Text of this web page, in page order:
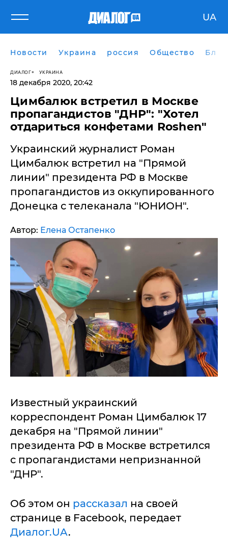
UA
Новости Украина россия Общество
ДИАЛОГ УКРАИНА
18 декабря 2020, 20:42
Цимбалюк встретил в Москве
пропагандистов "ДНР": "Хотел
отдариться конфетами Roshen"
​Украинский журналист Роман
Цимбалюк встретил на "Прямой
линии" президента РФ в Москве
пропагандистов из оккупированного
Донецка с телеканала "ЮНИОН".
Автор: Елена Остапенко
Известный украинский
корреспондент Роман Цимбалюк 17
декабря на "Прямой линии"
президента РФ в Москве встретился
с пропагандистами непризнанной
"ДНР".
Об этом он рассказал на своей
странице в Facebook, передает
Диалог.UA.